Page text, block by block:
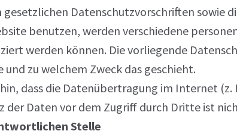
Datenschutzvorschriften sowie
benutzen, werden verschiedene
werden können. Die vorliegende
zu welchem Zweck das geschieht.
dass die Datenübertragung im Internet
der Daten vor dem Zugriff durch Dritte ist
Stelle